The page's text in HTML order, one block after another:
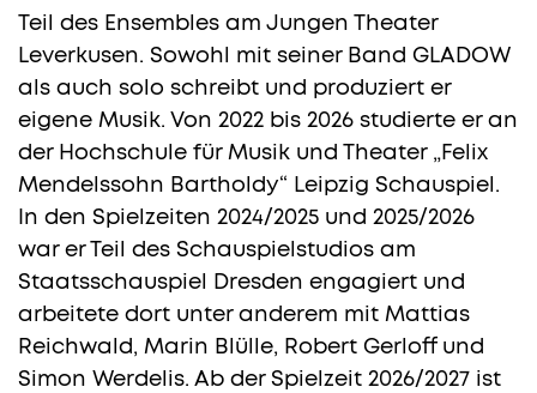
Teil des Ensembles am Jungen Theater
Leverkusen. Sowohl mit seiner Band GLADOW
als auch solo schreibt und produziert er
eigene Musik. Von 2022 bis 2026 studierte er an
der Hochschule für Musik und Theater „Felix
Mendelssohn Bartholdy“ Leipzig Schauspiel.
In den Spielzeiten 2024/2025 und 2025/2026
war er Teil des Schauspielstudios am
Staatsschauspiel Dresden engagiert und
arbeitete dort unter anderem mit Mattias
Reichwald, Marin Blülle, Robert Gerloff und
Simon Werdelis. Ab der Spielzeit 2026/2027 ist